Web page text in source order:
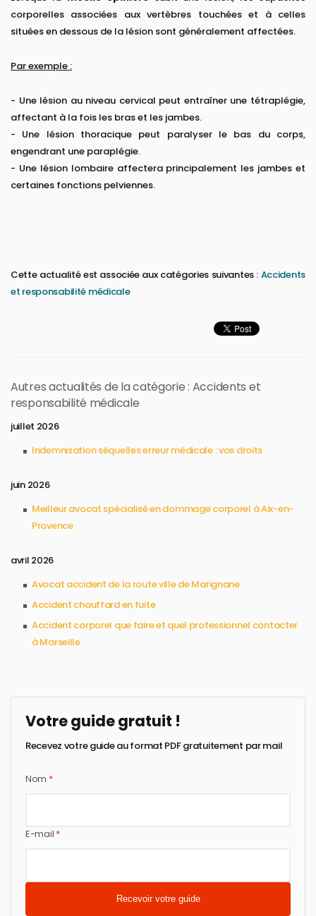
corporelles associées aux vertèbres touchées et à celles
situées en dessous de la lésion sont généralement affectées.
Par exemple :
- Une lésion au niveau cervical peut entraîner une tétraplégie,
affectant à la fois les bras et les jambes.
- Une lésion thoracique peut paralyser le bas du corps,
engendrant une paraplégie.
- Une lésion lombaire affectera principalement les jambes et
certaines fonctions pelviennes.
Cette actualité est associée aux catégories suivantes : Accidents
et responsabilité médicale
Autres actualités de la catégorie : Accidents et
responsabilité médicale
juillet 2026
Indemnisation séquelles erreur médicale : vos droits
juin 2026
Meilleur avocat spécialisé en dommage corporel à Aix-en-
Provence
avril 2026
Avocat accident de la route ville de Marignane
Accident chauffard en fuite
Accident corporel que faire et quel professionnel contacter
à Marseille
Votre guide gratuit !
Recevez votre guide au format PDF gratuitement par mail
Nom *
E-mail *